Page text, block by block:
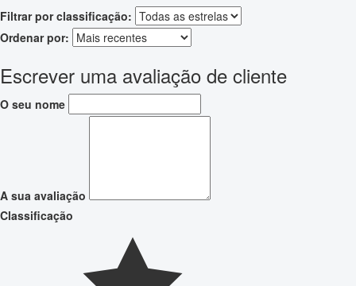
Filtrar por classificação:
Ordenar por:
Escrever uma avaliação de cliente
O seu nome
A sua avaliação
Classificação